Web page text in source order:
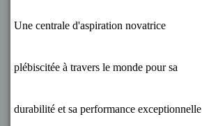
Une centrale d'aspiration novatrice
plébiscitée à travers le monde pour sa
durabilité et sa performance exceptionnelle